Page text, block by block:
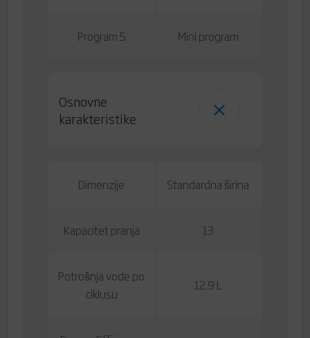
Program 5 Mini program
Osnovne
karakteristike
Dimenzije Standardna širina
Kapacitet pranja 13
Potrošnja vode po
ciklusu
12.9 L